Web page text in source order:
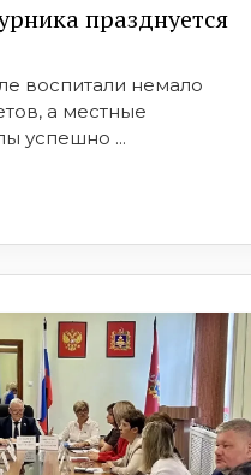
празднуется
воспитали немало
а местные
успешно ...